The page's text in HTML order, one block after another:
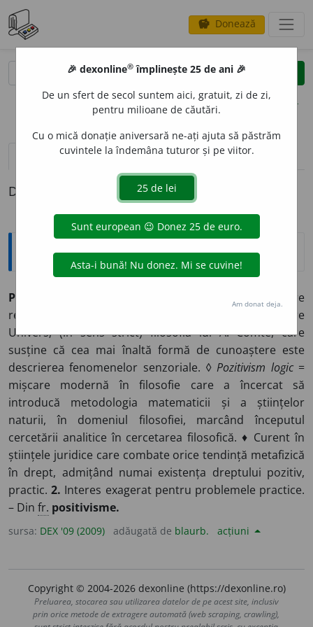
savings Donează
clear
opțiuni
definiții (1) pronunțievolume_up (1)
Definiția cu ID-ul 876276:
Explicative DEX
POZITIV
(În general) Concepție care
recunoaște științei monopolul cunoașterii despre
Univers; (în sens strict) filosofia lui A. Comte, care
susține că cea mai înaltă formă de cunoaștere este
descrierea fenomenelor senzoriale. ◊Pozitivism logic=
mișcare modernă în filosofie care a încercat să
introducă metodologia matematicii și a științelor
naturii, în domeniul filosofiei, marcând începutul
cercetării analitice în cercetarea filosofică. ♦ Curent în
științele juridice care combate orice tendință metafizică
în drept, admițând numai existența dreptului pozitiv,
practic.2. Interes exagerat pentru problemele practice.
– Din fr. positivisme.
sursa: DEX '09 (2009) adăugată de blaurb. acțiuni
Copyright © 2004-2026 dexonline (https://dexonline.ro)
Preluarea, stocarea sau utilizarea datelor de pe acest site, inclusiv
prin orice metode de extragere automată (web scraping, crawling),
🎉 dexonline® împlinește 25 de ani 🎉
De un sfert de secol suntem aici, gratuit, zi de zi,
pentru milioane de căutări.
Cu o mică donație aniversară ne-ați ajuta să păstrăm
cuvintele la îndemâna tuturor și pe viitor.
Am donat deja.